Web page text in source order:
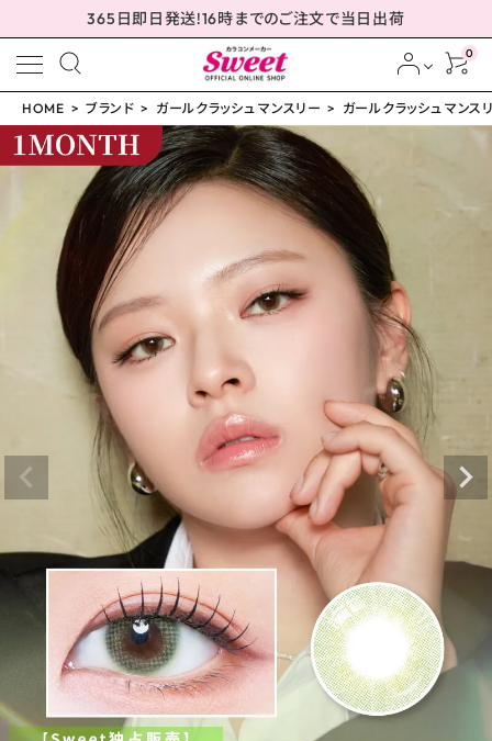
365日即日発送!16時までのご注文で当日出荷
0
meeting_room ログイン person 会員登録
ガールクラッシュ マンス
リー ルナティックライム
(税込)
配送方法について
お支払い方法について
お買い物ガイド
HOME ブランド ガールクラッシュ マンスリー ガールクラッシュ マンス